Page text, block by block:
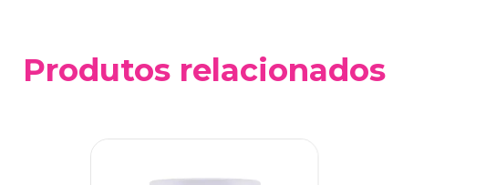
Produtos relacionados